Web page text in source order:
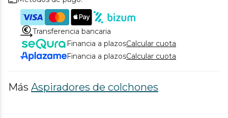
Transferencia bancaria
Financia a plazosCalcular cuota
Financia a plazosCalcular cuota
Más Aspiradores de colchones